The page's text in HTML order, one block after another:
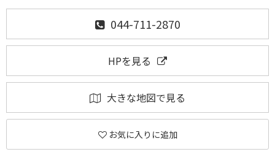
044-711-2870
HPを見る
大きな地図で見る
お気に入りに追加